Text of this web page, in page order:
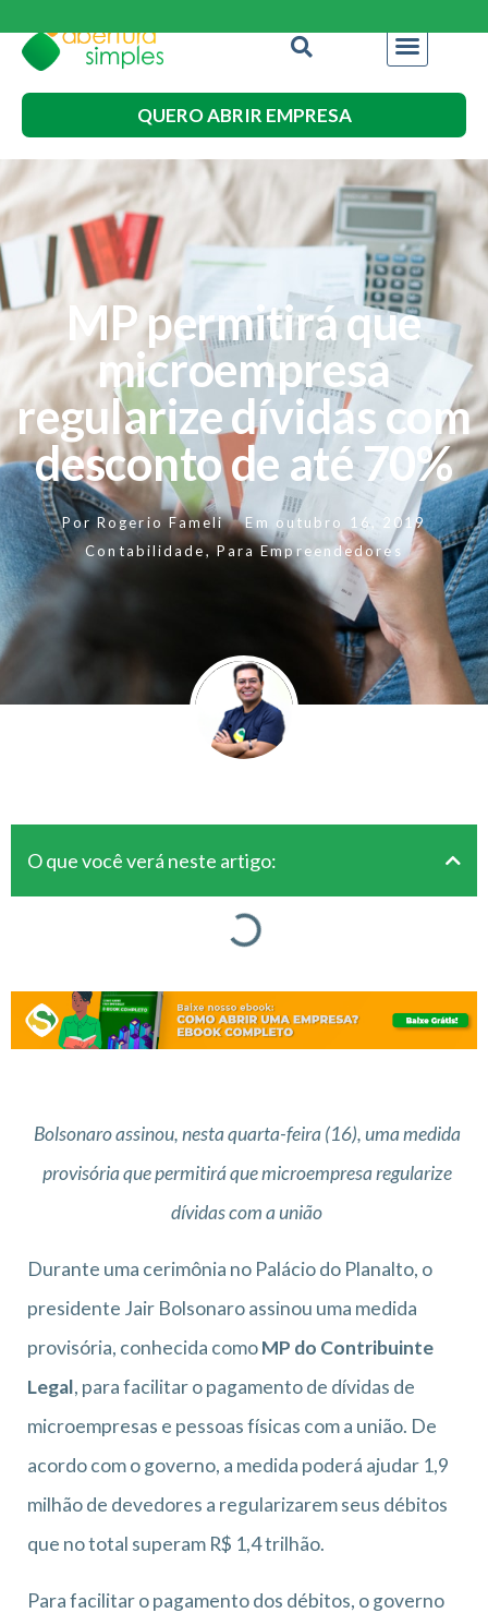
QUERO ABRIR EMPRESA
MP permitirá que
microempresa
regularize dívidas com
desconto de até 70%
Por Rogerio Fameli Em outubro 16, 2019
Contabilidade,Para Empreendedores
O que você verá neste artigo:
Bolsonaro assinou, nesta quarta-feira (16), uma medida
provisória que permitirá que microempresa regularize
dívidas com a união
Durante uma cerimônia no Palácio do Planalto, o
presidente Jair Bolsonaro assinou uma medida
provisória, conhecida comoMP do Contribuinte
Legal, para facilitar o pagamento de dívidas de
microempresas e pessoas físicas com a união. De
acordo com o governo, a medida poderá ajudar 1,9
milhão de devedores a regularizarem seus débitos
que no total superam R$ 1,4 trilhão.
Para facilitar o pagamento dos débitos, o governo